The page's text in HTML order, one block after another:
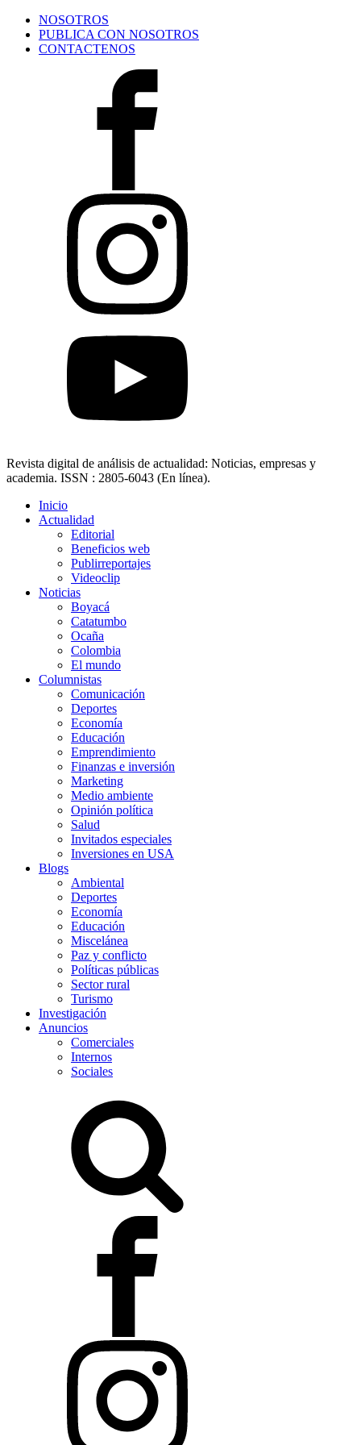
NOSOTROS
PUBLICA CON NOSOTROS
CONTACTENOS
Revista digital de análisis de actualidad: Noticias, empresas y
academia. ISSN : 2805-6043 (En línea).
Inicio
Actualidad
Editorial
Beneficios web
Publirreportajes
Videoclip
Noticias
Boyacá
Catatumbo
Ocaña
Colombia
El mundo
Columnistas
Comunicación
Deportes
Economía
Educación
Emprendimiento
Finanzas e inversión
Marketing
Medio ambiente
Opinión política
Salud
Invitados especiales
Inversiones en USA
Blogs
Ambiental
Deportes
Economía
Educación
Miscelánea
Paz y conflicto
Políticas públicas
Sector rural
Turismo
Investigación
Anuncios
Comerciales
Internos
Sociales